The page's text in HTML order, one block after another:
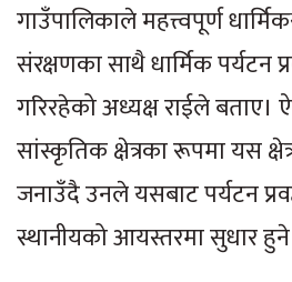
गाउँपालिकाले महत्त्वपूर्ण
संरक्षणका साथै धार्मिक पर्यटन
गरिरहेको अध्यक्ष राईले बताए।
सांस्कृतिक क्षेत्रका रूपमा यस
जनाउँदै उनले यसबाट पर्यटन
स्थानीयको आयस्तरमा सुधार हुने